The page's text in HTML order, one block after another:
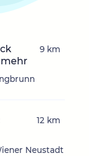
9 km
Neustadt
12 km